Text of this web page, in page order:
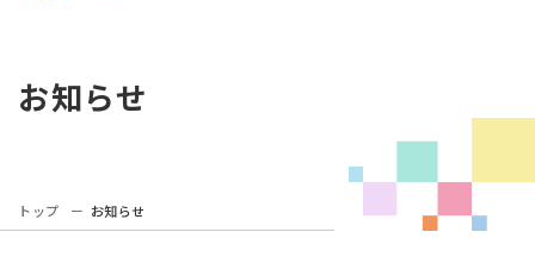
お知らせ
トップ お知らせ